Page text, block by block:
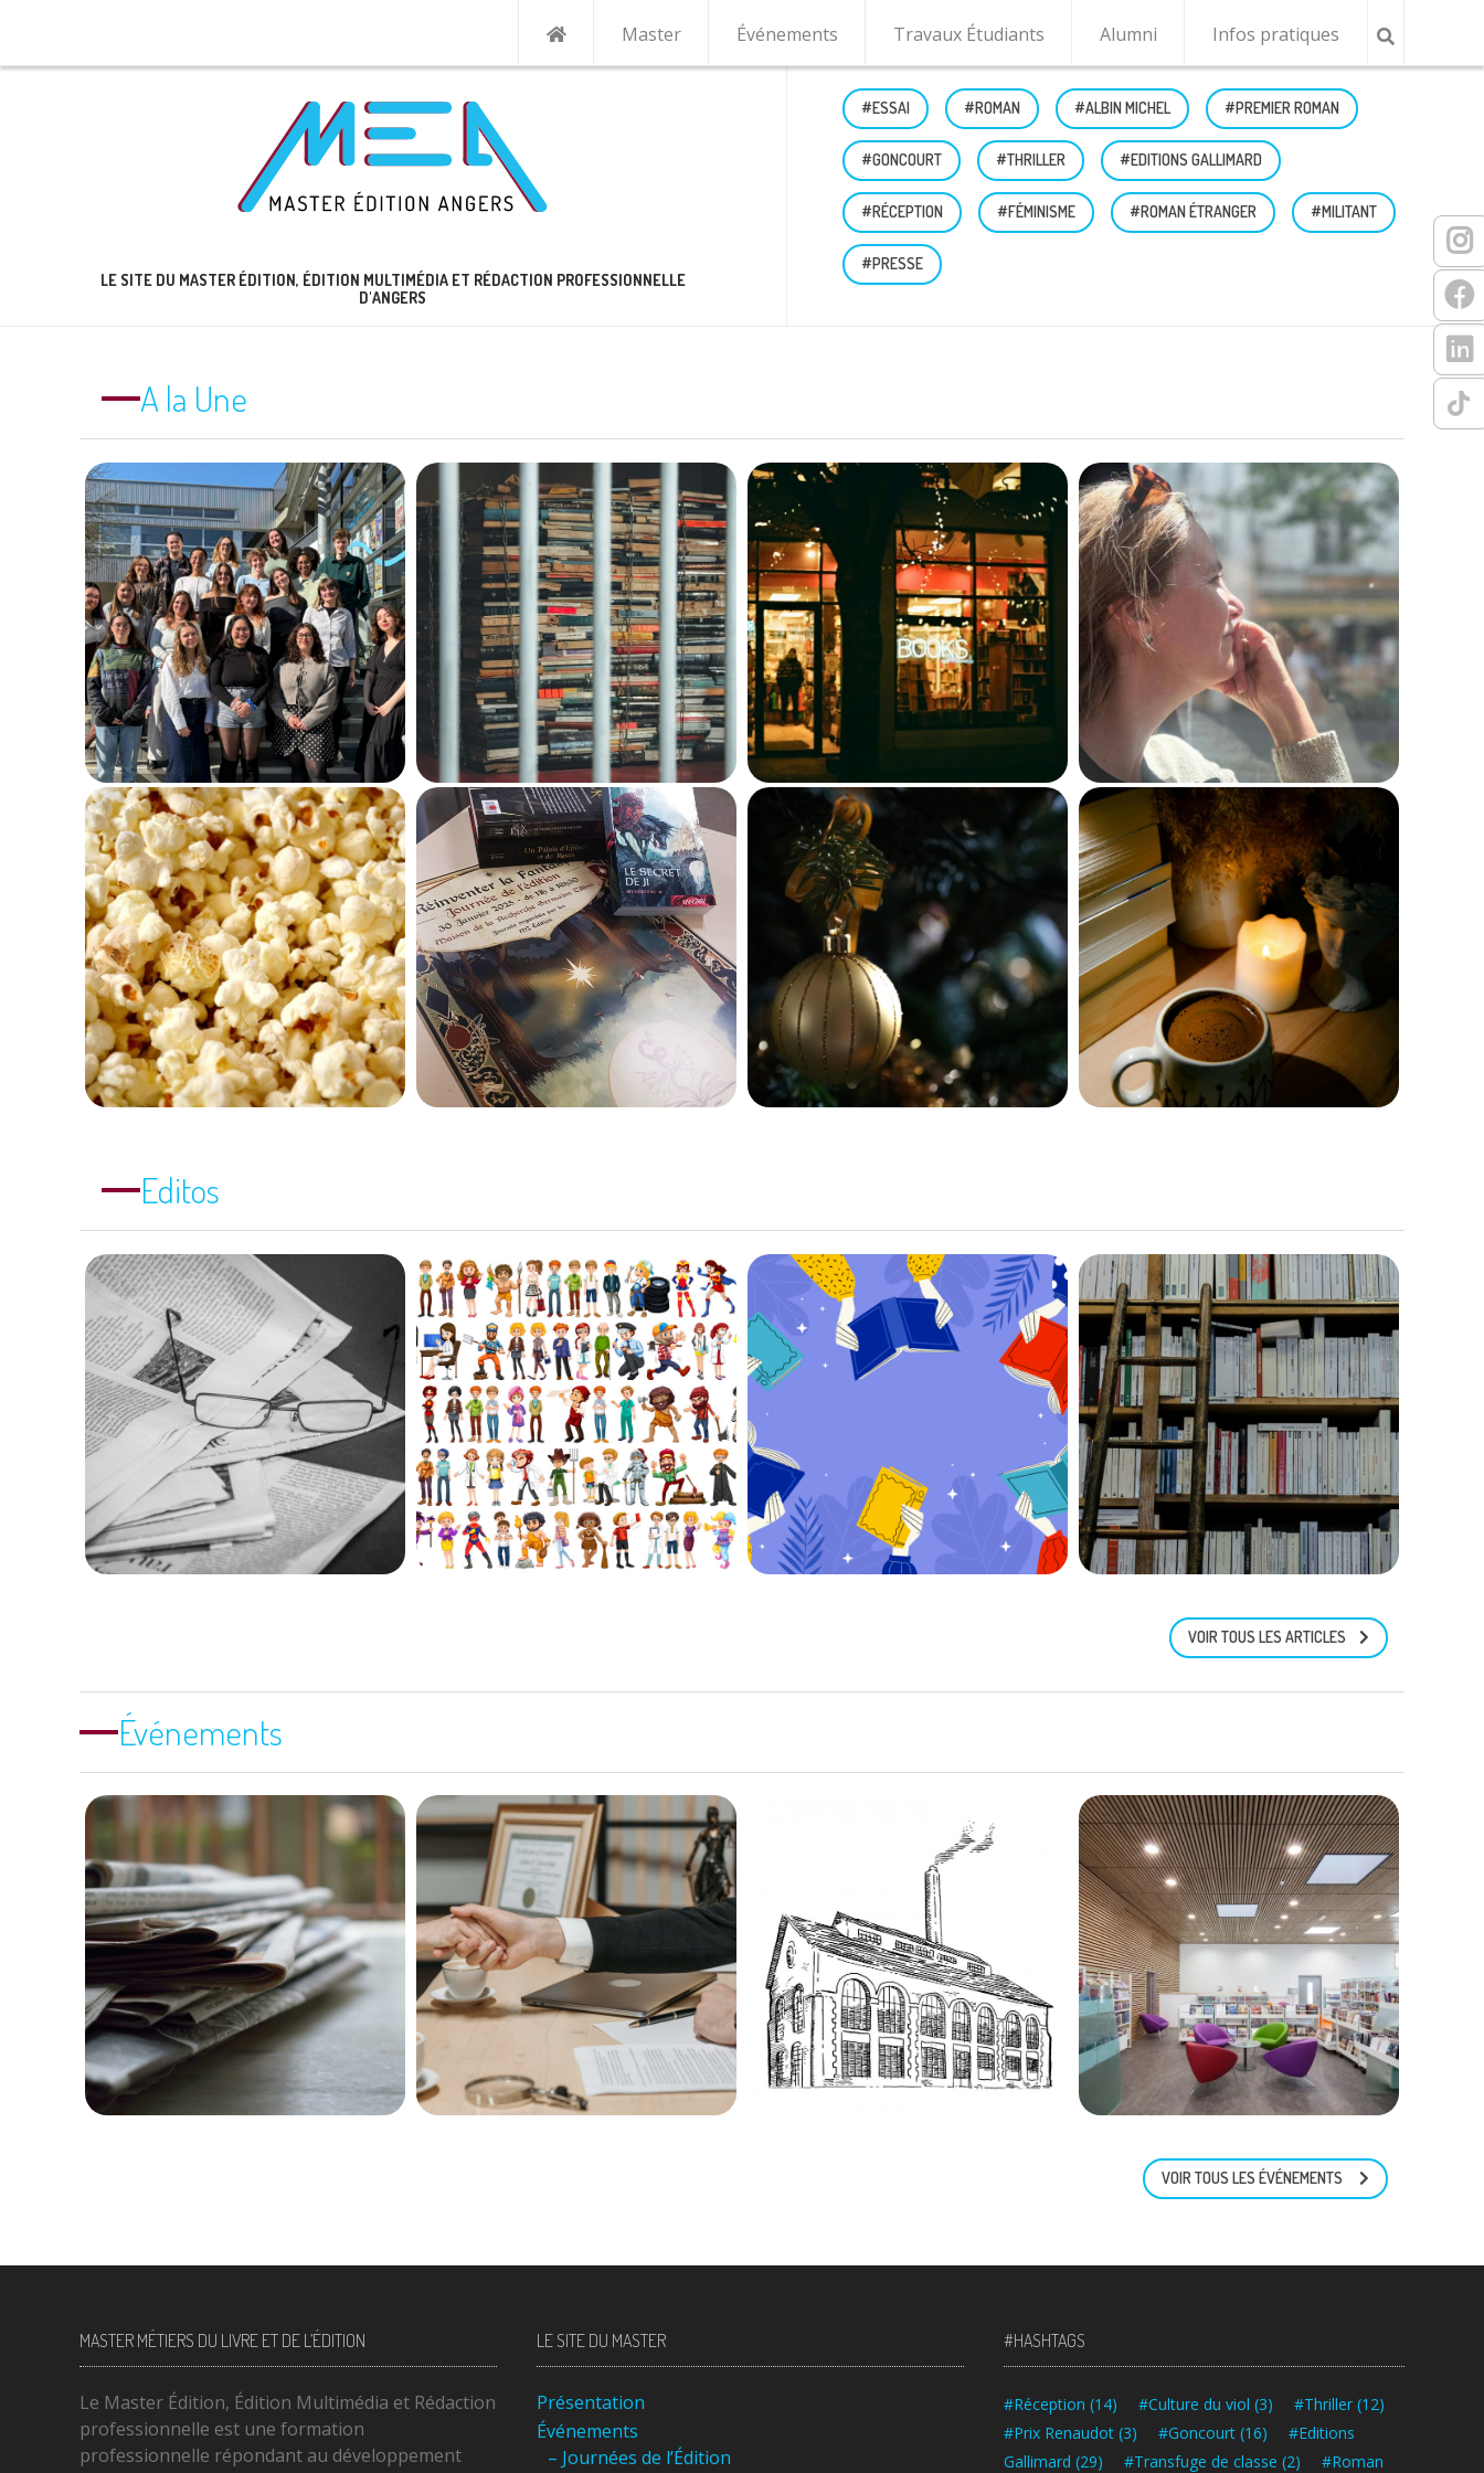
Master Événements Travaux Étudiants Alumni Infos pratiques
LE SITE DU MASTER ÉDITION, ÉDITION MULTIMÉDIA ET RÉDACTION PROFESSIONNELLE
D'ANGERS
#ESSAI #ROMAN #ALBIN MICHEL #PREMIER ROMAN
#GONCOURT #THRILLER #EDITIONS GALLIMARD
#RÉCEPTION #FÉMINISME #ROMAN ÉTRANGER #MILITANT
#PRESSE
A la Une
Présentation de la
nouvelle promotion de
M1, 2025-2027
13 mars 2026
304
Sansal, Sarkozy : deux
cas bien différents du
livre face à la prison
12 janvier 2026
607
Le défi des librairies
face à l’effervescence
de Noël
29 décembre 2025
518
Brouiller les frontières
: portrait de Cécile
Meynard, chercheuse
et autrice de fiction
4 décembre 2025
706
De l’encre à l’écran
25 novembre 2025
489
Les coulisses de la
JDE 2025 !
28 janvier 2025
1006
Les calendriers de
l’Avent littéraires : une
tradition revisitée pour
notre plus grand plaisir
22 janvier 2025
950
Plongez sous la
couette : Quand la
littérature devient
doudou
6 janvier 2025
839
Editos
Édito janvier 2026 : La
mort du critique
littéraire ? quand les
avis des plateformes
remplacent les articles
de fond
14 janvier 2026
738
Édito décembre 2025 :
Les personnages, nos
doubles secrets
3 décembre 2025
449
Édito novembre 2025 :
Salon du livre et de la
526
Édito novembre 2025 :
Rentrée littéraire,
Familles, je vous
hai(me) !
19 novembre 2025
535
VOIR TOUS LES ARTICLES
Événements
Conférence
professionnelle : Le
monde de la culture et
de la communication
18 février 2026
315
Conférence
professionnelle :
Cession de droits avec
James Elliott
6 février 2026
674
Conférence
professionnelle :
Maison Fumetti
8 décembre 2025
355
Conférence
professionnelle :
Bibliothèque Nelson-
Mandela
1 décembre 2025
430
VOIR TOUS LES ÉVÉNEMENTS
MASTER MÉTIERS DU LIVRE ET DE L’ÉDITION
Le Master Édition, Édition Multimédia et Rédaction
professionnelle est une formation
professionnelle répondant au développement
LE SITE DU MASTER
Présentation
Événements
– Journées de l’Édition
#HASHTAGS
#Réception (14) #Culture du viol (3) #Thriller (12)
#Prix Renaudot (3) #Goncourt (16)
#Editions
Gallimard (29) #Transfuge de classe (2) #Roman